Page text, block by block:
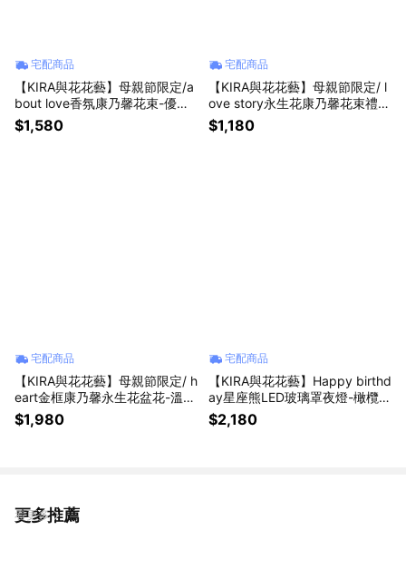
宅配商品
【KIRA與花花藝】母親節限定/a
bout love香氛康乃馨花束-優雅
紫/中款/母親節花束/禮物/母親
節/乾燥花束/永生花花束
$1,580
宅配商品
【KIRA與花花藝】母親節限定/ l
ove story永生花康乃馨花束禮
盒-珍愛粉/母親節花束/禮物/母
親節/永生花花束
$1,180
宅配商品
【KIRA與花花藝】母親節限定/ h
eart金框康乃馨永生花盆花-溫馨
紅/母親節禮物/永生花/母親節
$1,980
宅配商品
【KIRA與花花藝】Happy birthd
ay星座熊LED玻璃罩夜燈-橄欖
石/生日禮物/情人節禮物/送禮/永
生花/牡羊/處女
$2,180
更多推薦
看更多